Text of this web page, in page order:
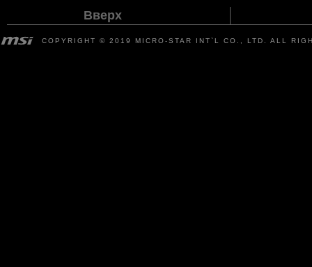
Вверх
COPYRIGHT © 2019 MICRO-STAR INT`L CO., LTD. ALL